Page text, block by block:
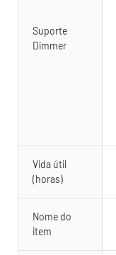
Suporte
Dimmer
Vida útil
(horas)
Nome do
item